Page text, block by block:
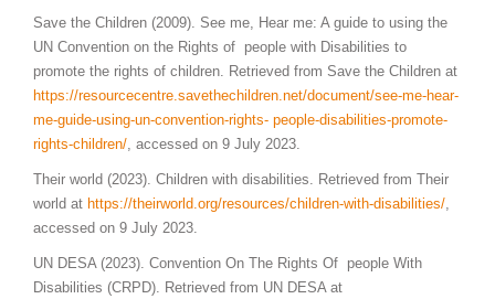
Save the Children (2009). See me, Hear me: A guide to using the
UN Convention on the Rights of people with Disabilities to
promote the rights of children. Retrieved from Save the Children at
https://resourcecentre.savethechildren.net/document/see-me-hear-
me-guide-using-un-convention-rights- people-disabilities-promote-
rights-children/, accessed on 9 July 2023.
Their world (2023). Children with disabilities. Retrieved from Their
world at https://theirworld.org/resources/children-with-disabilities/,
accessed on 9 July 2023.
UN DESA (2023). Convention On The Rights Of people With
Disabilities (CRPD). Retrieved from UN DESA at